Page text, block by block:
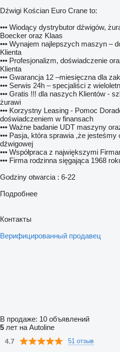
Dźwigi Kościan Euro Crane to:
••• Wiodący dystrybutor dźwigów,
Boecker oraz Klaas
••• Wynajem najlepszych maszyn –
Klienta
••• Profesjonalizm, doświadczenie
Klienta
••• Gwarancja 12 –miesięczna dla
••• Serwis 24h – specjaliści z
••• Gratis !!! dla naszych Klientów -
żurawi
••• Korzystny Leasing - Pomoc
doświadczeniem w finansach
••• Ważne badanie UDT maszyny
••• Pasja, która sprawia ,że
dźwigowej
••• Współpraca z największymi
••• Firma rodzinna sięgająca 1968
Godziny otwarcia : 6-22
Подробнее
Контакты
Верифицированный продавец
В продаже: 10 объявлений
5 лет на Autoline
4.7 51 отзыв